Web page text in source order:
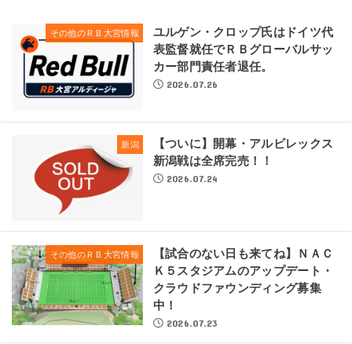
その他のＲＢ大宮情報
ユルゲン・クロップ氏はドイツ代
表監督就任でＲＢグローバルサッ
カー部門責任者退任。
2026.07.26
新潟
【ついに】開幕・アルビレックス
新潟戦は全席完売！！
2026.07.24
その他のＲＢ大宮情報
【試合のない日も来てね】ＮＡＣ
Ｋ５スタジアムのアップデート・
クラウドファウンディング募集
中！
2026.07.23